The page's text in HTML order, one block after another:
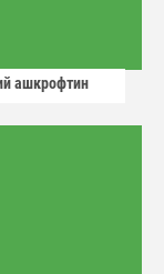
ашкрофтин